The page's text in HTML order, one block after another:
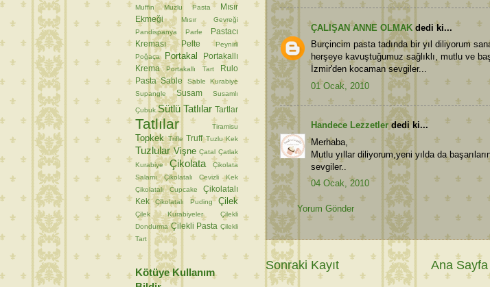
ÇALIŞAN ANNE OLMAK dedi ki...
Burçincim pasta tadında bir yıl diliyorum
herşeye kavuştuğumuz sağlıklı, mutlu ve
İzmir'den kocaman sevgiler...
01 Ocak, 2010
Handece Lezzetler dedi ki...
Merhaba,
Mutlu yıllar diliyorum,yeni yılda da
sevgiler..
04 Ocak, 2010
Yorum Gönder
Sonraki Kayıt Ana Sayfa
Muffin
Muzlu Pasta
Mısır
Ekmeği
Mısır Gevreği
Pandispanya
Parfe
Pastacı
Kreması
Pelte
Peynirli
Poğaça
Portakal
Portakallı
Krema
Portakallı Tart
Rulo
Pasta Sable
Sable Kurabiye
Supangle
Susam Susamlı
Çubuk Sütlü Tatlılar Tartlar
Tatlılar Tiramisu
Topkek Trifle Truff Tuzlu Kek
Tuzlular Vişne Çatal Çatlak
Kurabiye
Çikolata
Çikolata
Salamı
Çikolatalı Cevizli Kek
Çikolatalı Cupcake
Çikolatalı
Kek
Çikolatalı Puding Çilek
Çilek Kurabiyeler
Çilekli
Dondurma Çilekli Pasta Çilekli
Tart
Kötüye Kullanım